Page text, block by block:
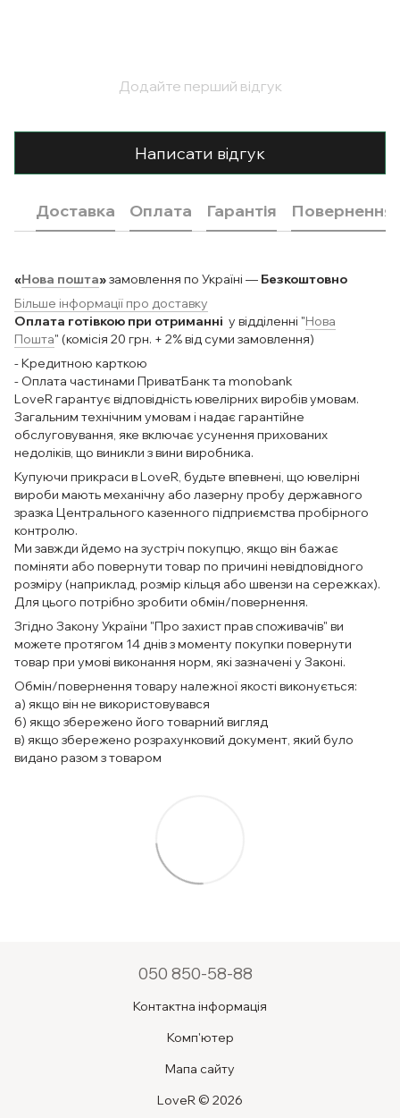
Додайте перший відгук
Написати відгук
Доставка Оплата Гарантія Повернення
«Нова пошта»замовлення по Україні — Безкоштовно
Більше інформації про доставку
Оплата готівкою при отриманні у відділенні "Нова
Пошта" (комісія 20 грн. + 2% від суми замовлення)
- Кредитною карткою
- Оплата частинами ПриватБанк та monobank
LoveR гарантує відповідність ювелірних виробів умовам.
Загальним технічним умовам і надає гарантійне
обслуговування, яке включає усунення прихованих
недоліків, що виникли з вини виробника.
Купуючи прикраси в LoveR, будьте впевнені, що ювелірні
вироби мають механічну або лазерну пробу державного
зразка Центрального казенного підприємства пробірного
контролю.
Ми завжди йдемо на зустріч покупцю, якщо він бажає
поміняти або повернути товар по причині невідповідного
розміру (наприклад, розмір кільця або швензи на сережках).
Для цього потрібно зробити обмін/повернення.
Згідно Закону України "Про захист прав споживачів" ви
можете протягом 14 днів з моменту покупки повернути
товар при умові виконання норм, які зазначені у Законі.
Обмін/повернення товару належної якості виконується:
а) якщо він не використовувався
б) якщо збережено його товарний вигляд
в) якщо збережено розрахунковий документ, який було
видано разом з товаром
050 850-58-88
Контактна інформація
Комп'ютер
Мапа сайту
LoveR © 2026